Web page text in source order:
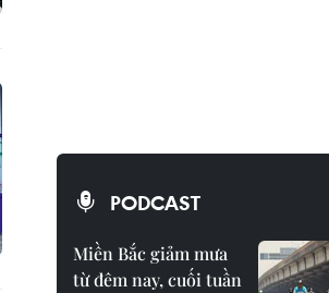
PODCAST
Miền Bắc giảm mưa
từ đêm nay, cuối tuần